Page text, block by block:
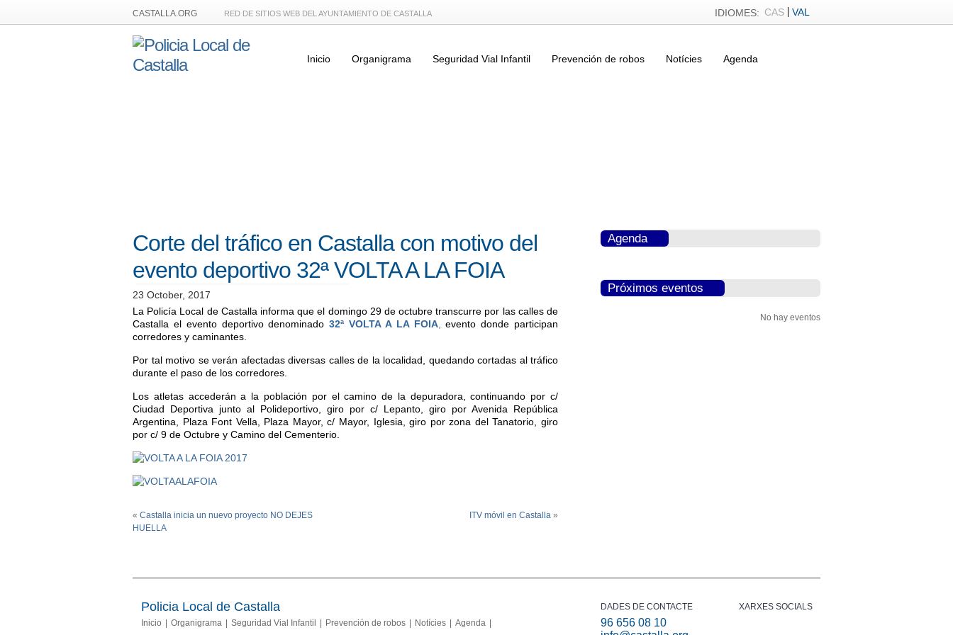
CASTALLA.ORG RED DE SITIOS WEB DEL AYUNTAMIENTO DE CASTALLA IDIOMES: CAS VAL
Inicio Organigrama Seguridad Vial Infantil Prevención de robos Notícies Agenda
Corte del tráfico en Castalla con motivo del
evento deportivo 32ª VOLTA A LA FOIA
23 October, 2017
La Policía Local de Castalla informa que el domingo 29 de octubre transcurre por las calles de
Castalla el evento deportivo denominado 32ª VOLTA A LA FOIA,evento donde participan
corredores y caminantes.
Por tal motivo se verán afectadas diversas calles de la localidad, quedando cortadas al tráfico
durante el paso de los corredores.
Los atletas accederán a la población por el camino de la depuradora, continuando por c/
Ciudad Deportiva junto al Polideportivo, giro por c/ Lepanto, giro por Avenida República
Argentina, Plaza Font Vella, Plaza Mayor, c/ Mayor, Iglesia, giro por zona del Tanatorio, giro
por c/ 9 de Octubre y Camino del Cementerio.
« Castalla inicia un nuevo proyecto NO DEJES
HUELLA
ITV móvil en Castalla »
Agenda
Próximos eventos
No hay eventos
Policia Local de Castalla
Inicio Organigrama Seguridad Vial Infantil Prevención de robos Notícies Agenda
DADES DE CONTACTE
96 656 08 10
XARXES SOCIALS